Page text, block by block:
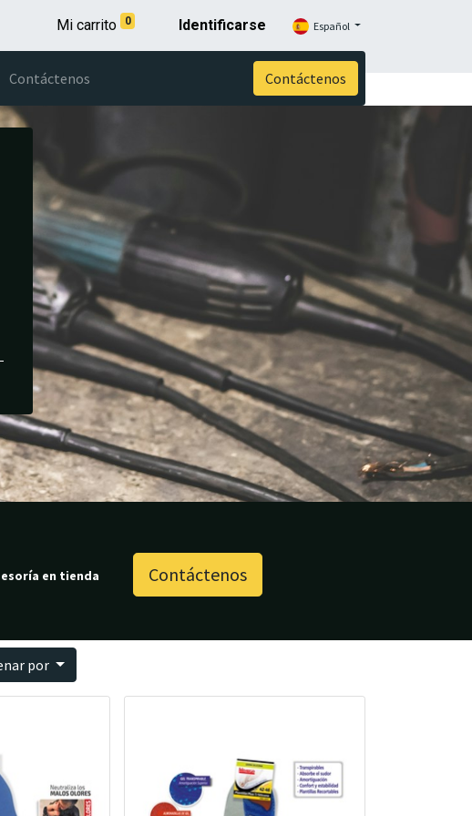
Mi carrito 0 Identificarse Español
Contáctenos Contáctenos
en tienda Contáctenos
por